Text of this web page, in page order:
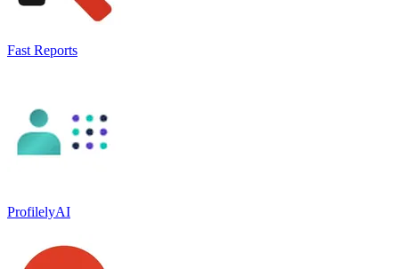
Fast Reports
ProfilelyAI